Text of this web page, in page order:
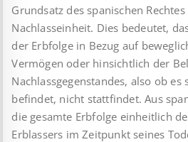
Grundsatz des spanischen
Nachlasseinheit. Dies bedeutet,
der Erbfolge in Bezug auf
Vermögen oder hinsichtlich der
Nachlassgegenstandes, also ob
befindet, nicht stattfindet. Aus
die gesamte Erbfolge ein­heit­lich
Erblassers im Zeitpunkt seines